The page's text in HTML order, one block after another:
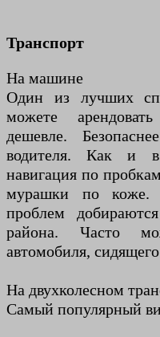
Транспорт
На машине
Один из лучших
можете
дешевле.
водителя. Как и
навигация по
мурашки по коже.
проблем
района. Часто
автомобиля,
На двухколесном
Самый популярный